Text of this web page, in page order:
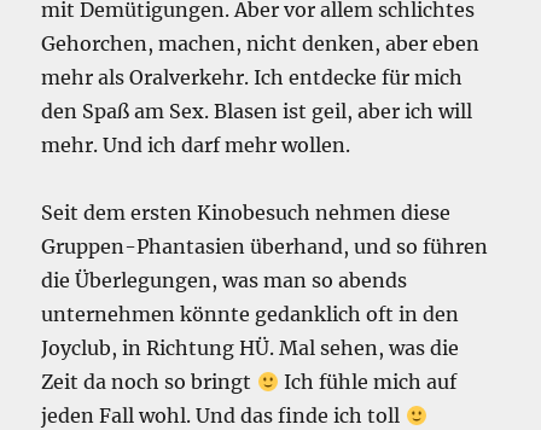
mit Demütigungen. Aber vor allem schlichtes
Gehorchen, machen, nicht denken, aber eben
mehr als Oralverkehr. Ich entdecke für mich
den Spaß am Sex. Blasen ist geil, aber ich will
mehr. Und ich darf mehr wollen.
Seit dem ersten Kinobesuch nehmen diese
Gruppen-Phantasien überhand, und so führen
die Überlegungen, was man so abends
unternehmen könnte gedanklich oft in den
Joyclub, in Richtung HÜ. Mal sehen, was die
Zeit da noch so bringt
Ich fühle mich auf
jeden Fall wohl. Und das finde ich toll